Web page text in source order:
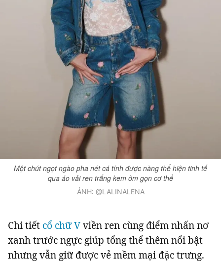
0906 645 777
Liên hệ quảng cáo
0908 780 404
Quảng cáo RSS Tòa soạn Chính sách bảo
Tổng biên tập: Nguyễn Ngọc Toàn
Phó tổng biên tập: Hải Thành
Ủy viên Ban biên tập - Tổng Thư ký tòa soạn: Trần Việt Hưng
Giấy phép xuất bản số 110/GP - BTTTT cấp ngày 24.3.2020
© 2003-2026 Bản quyền thuộc về Báo Thanh Niên. Cấm sao chép
dưới mọi hình thức nếu không có sự chấp thuận bằng văn bản.
Phát triển bởi ePi Technologies, JSC.
Một chút ngọt ngào pha nét cá tính được nàng thể hiện tinh tế
qua áo vải ren trắng kem ôm gọn cơ thể
ẢNH: @LALINALENA
Chi tiết cổ chữ Vviền ren cùng điểm nhấn nơ
xanh trước ngực giúp tổng thể thêm nổi bật
nhưng vẫn giữ được vẻ mềm mại đặc trưng.